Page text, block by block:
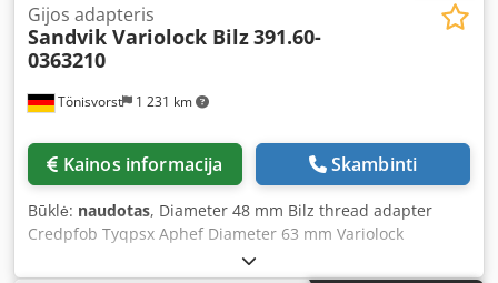
Tönisvorst 1 231 km
Gijos adapteris
Sandvik Variolock Bilz391.60-
0363210
Kainos informacija Skambinti
Būklė: naudotas, Diameter 48 mm Bilz thread adapter
Credpfob Tyqpsx Aphef Diameter 63 mm Variolock
connection Length 160 mm Total length 180 mm 2 pieces